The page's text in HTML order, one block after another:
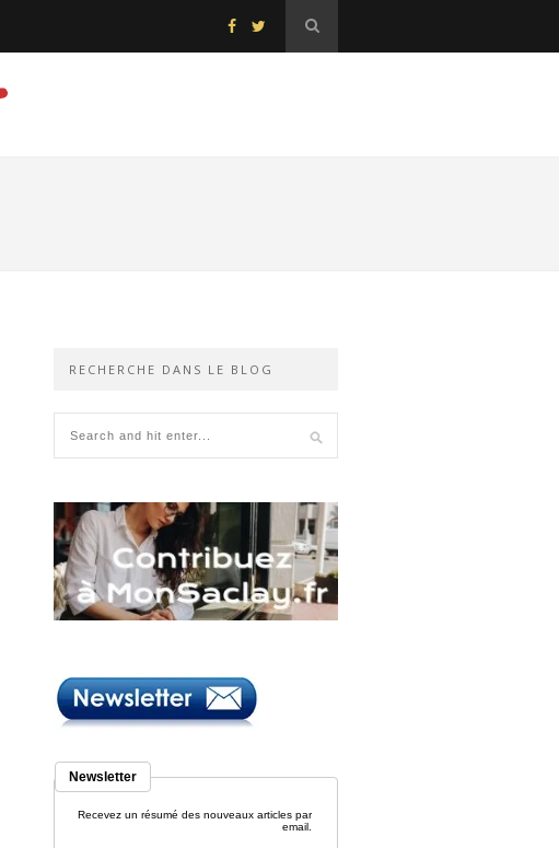
RECHERCHE DANS LE BLOG
Newsletter
Recevez un résumé des nouveaux articles par
email.